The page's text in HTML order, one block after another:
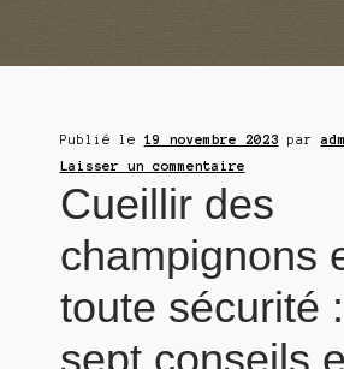
Publié le 19 novembre 2023 par
Laisser un commentaire
Cueillir des
champignons
toute sécurité
sept conseils